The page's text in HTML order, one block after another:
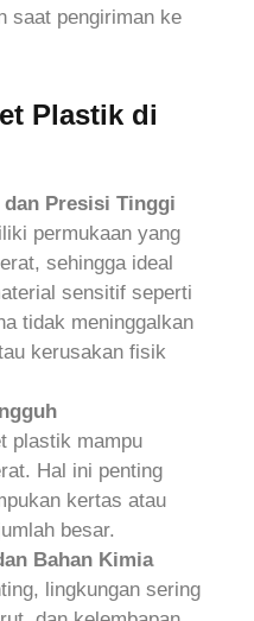
saat pengiriman ke
Plastik di
dan Presisi Tinggi
permukaan yang
sehingga ideal
sensitif seperti
tidak meninggalkan
kerusakan fisik
plastik mampu
Hal ini penting
kertas atau
besar.
Bahan Kimia
lingkungan sering